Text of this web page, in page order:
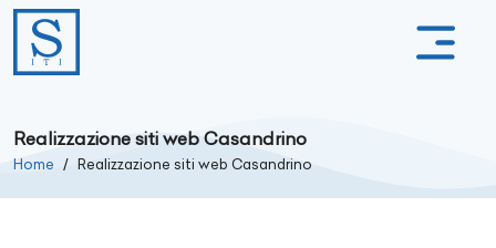
Realizzazione siti web Casandrino
Home Realizzazione siti web Casandrino